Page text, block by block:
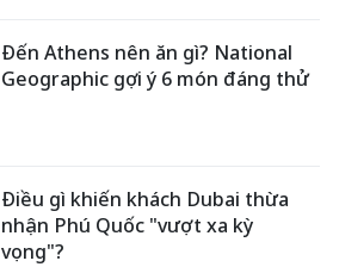
Đến Athens nên ăn gì? National
Geographic gợi ý 6 món đáng thử
Điều gì khiến khách Dubai thừa
nhận Phú Quốc "vượt xa kỳ
vọng"?